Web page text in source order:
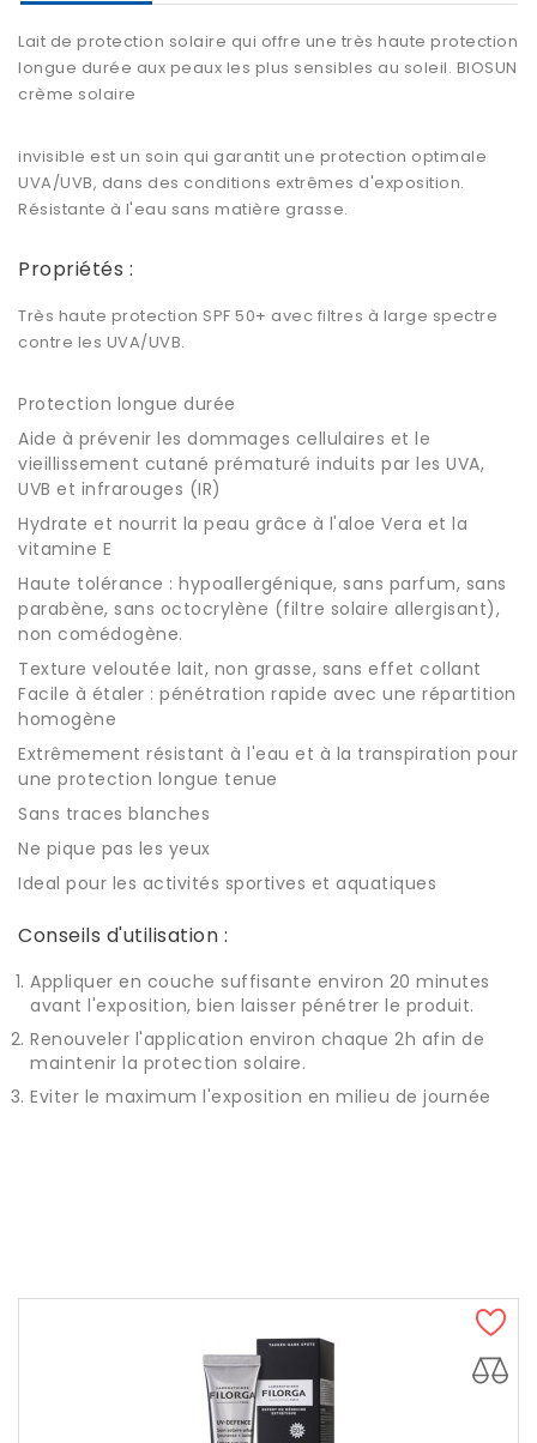
Lait de protection solaire qui offre une très haute protection
longue durée aux peaux les plus sensibles au soleil. BIOSUN
crème solaire
invisible est un soin qui garantit une protection optimale
UVA/UVB, dans des conditions extrêmes d'exposition.
Résistante à l'eau sans matière grasse.
Propriétés :
Très haute protection SPF 50+ avec filtres à large spectre
contre les UVA/UVB.
Protection longue durée
Aide à prévenir les dommages cellulaires et le
vieillissement cutané prématuré induits par les UVA,
UVB et infrarouges (IR)
Hydrate et nourrit la peau grâce à l'aloe Vera et la
vitamine E
Haute tolérance : hypoallergénique, sans parfum, sans
parabène, sans octocrylène (filtre solaire allergisant),
non comédogène.
Texture veloutée lait, non grasse, sans effet collant
Facile à étaler : pénétration rapide avec une répartition
homogène
Extrêmement résistant à l'eau et à la transpiration pour
une protection longue tenue
Sans traces blanches
Ne pique pas les yeux
Ideal pour les activités sportives et aquatiques
Conseils d'utilisation :
Appliquer en couche suffisante environ 20 minutes
avant l'exposition, bien laisser pénétrer le produit.
Renouveler l'application environ chaque 2h afin de
maintenir la protection solaire.
Eviter le maximum l'exposition en milieu de journée